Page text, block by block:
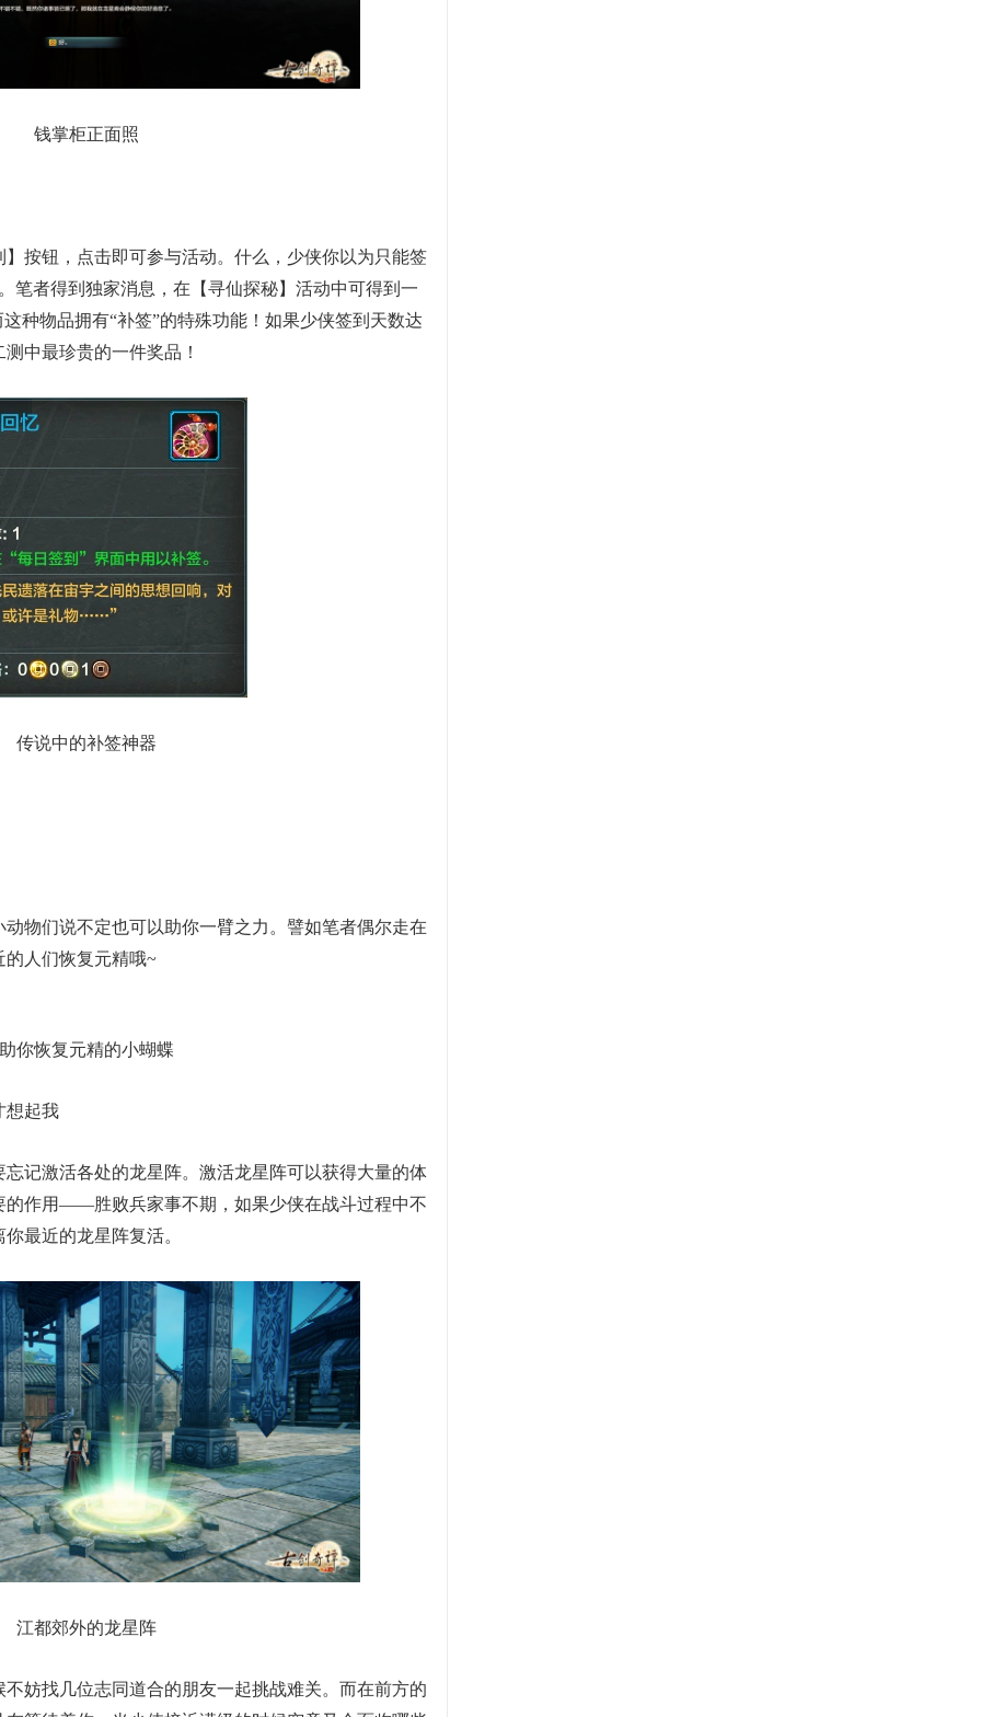
钱掌柜正面照
钮，点击即可参与活动。什么，少侠你以为只能签
笔者得到独家消息，在【寻仙探秘】活动中可得到一
种物品拥有“补签”的特殊功能！如果少侠签到天数达
中最珍贵的一件奖品！
传说中的补签神器
们说不定也可以助你一臂之力。譬如笔者偶尔走在
人们恢复元精哦~
助你恢复元精的小蝴蝶
起我
激活各处的龙星阵。激活龙星阵可以获得大量的体
的作用——胜败兵家事不期，如果少侠在战斗过程中不
最近的龙星阵复活。
江都郊外的龙星阵
妨找几位志同道合的朋友一起挑战难关。而在前方的